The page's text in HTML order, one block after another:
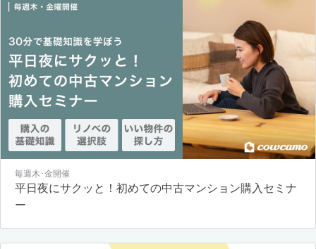
毎週木･金開催
平日夜にサクッと！初めての中古マンション購入セミナ
ー